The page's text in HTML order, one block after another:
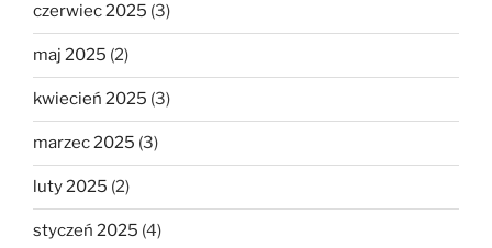
czerwiec 2025 (3)
maj 2025 (2)
kwiecień 2025 (3)
marzec 2025 (3)
luty 2025 (2)
styczeń 2025 (4)